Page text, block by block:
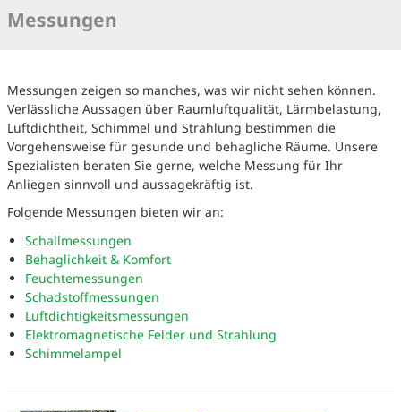
Messungen
Messungen zeigen so manches, was wir nicht sehen können.
Verlässliche Aussagen über Raumluftqualität, Lärmbelastung,
Luftdichtheit, Schimmel und Strahlung bestimmen die
Vorgehensweise für gesunde und behagliche Räume. Unsere
Spezialisten beraten Sie gerne, welche Messung für Ihr
Anliegen sinnvoll und aussagekräftig ist.
Folgende Messungen bieten wir an:
Schallmessungen
Behaglichkeit & Komfort
Feuchtemessungen
Schadstoffmessungen
Luftdichtigkeitsmessungen
Elektromagnetische Felder und Strahlung
Schimmelampel